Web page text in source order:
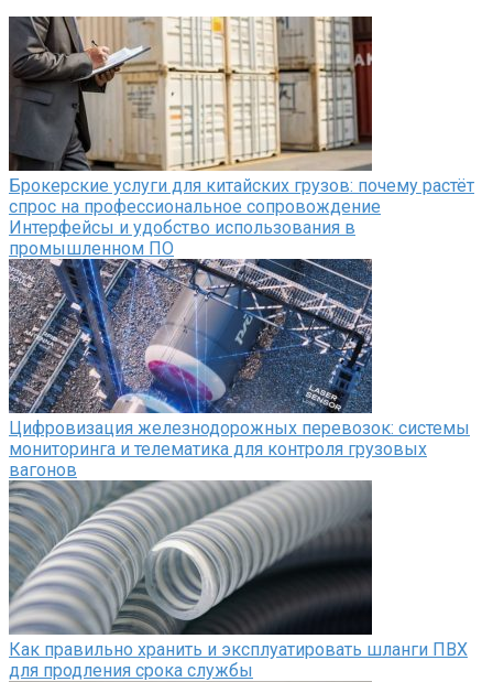
Брокерские услуги для китайских грузов: почему растёт
спрос на профессиональное сопровождение
Интерфейсы и удобство использования в
промышленном ПО
Цифровизация железнодорожных перевозок: системы
мониторинга и телематика для контроля грузовых
вагонов
Как правильно хранить и эксплуатировать шланги ПВХ
для продления срока службы